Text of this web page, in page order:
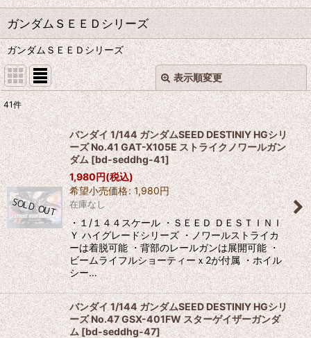
ガンダムＳＥＥＤシリーズ
ガンダムＳＥＥＤシリーズ
表示順変更
表示数:
並び順 :
絞り込む
閉じる
41件
バンダイ 1/144 ガンダムSEED DESTINIY HGシリ
ーズ No.41 GAT-X105E ストライクノワールガン
ダム [bd-seddhg-41]
1,980円(税込)
希望小売価格: 1,980円
在庫なし
・１/１４４スケール ・ＳＥＥＤ ＤＥＳＴＩＮＩ
Ｙ ハイグレードシリーズ ・ノワールストライカ
ーは着脱可能 ・背部のレールガンは展開可能 ・
ビームライフルショーティーｘ2が付属 ・ホイル
シー…
バンダイ 1/144 ガンダムSEED DESTINIY HGシリ
ーズ No.47 GSX-401FW スターゲイザーガンダ
ム [bd-seddhg-47]